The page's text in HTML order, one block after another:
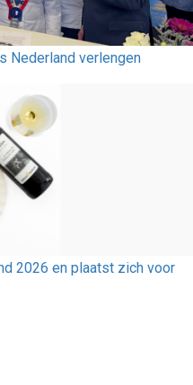
Nederland verlengen
2026 en plaatst zich voor